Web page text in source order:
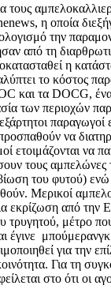
τους
η οποία
την
από τη
η
το κόστος
και τα DOCG,
των περιοχών
να
ετοιμάζονται να
τους
του φυτού)
Μερικοί
εκρίζωση από
τρυγητού, μέτρο
έγινε
για την
Για τη
στο ότι οι